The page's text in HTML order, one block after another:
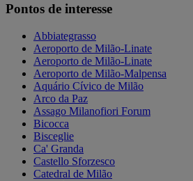
Pontos de interesse
Abbiategrasso
Aeroporto de Milão-Linate
Aeroporto de Milão-Linate
Aeroporto de Milão-Malpensa
Aquário Cívico de Milão
Arco da Paz
Assago Milanofiori Forum
Bicocca
Bisceglie
Ca' Granda
Castello Sforzesco
Catedral de Milão